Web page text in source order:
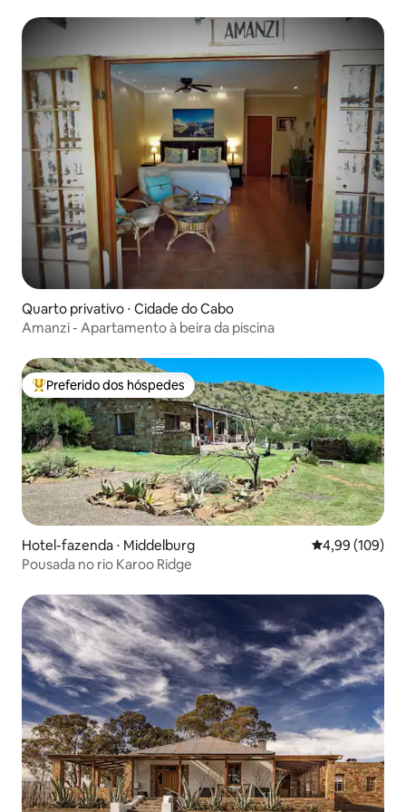
Quarto privativo ⋅ Cidade do Cabo
Amanzi - Apartamento à beira da piscina
Entre os melhores preferidos dos hóspedes
Preferido dos hóspedes
Hotel-fazenda ⋅ Middelburg 4,99 de uma
4,99 (109)
Pousada no rio Karoo Ridge